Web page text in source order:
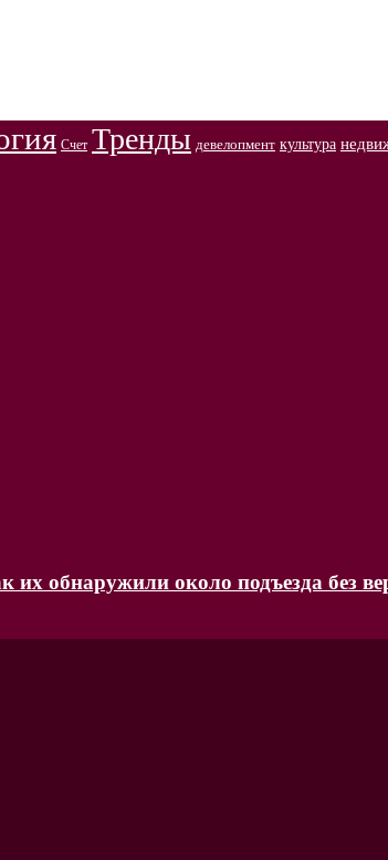
Счет Тренды девелопмент культура
обнаружили около подъезда без